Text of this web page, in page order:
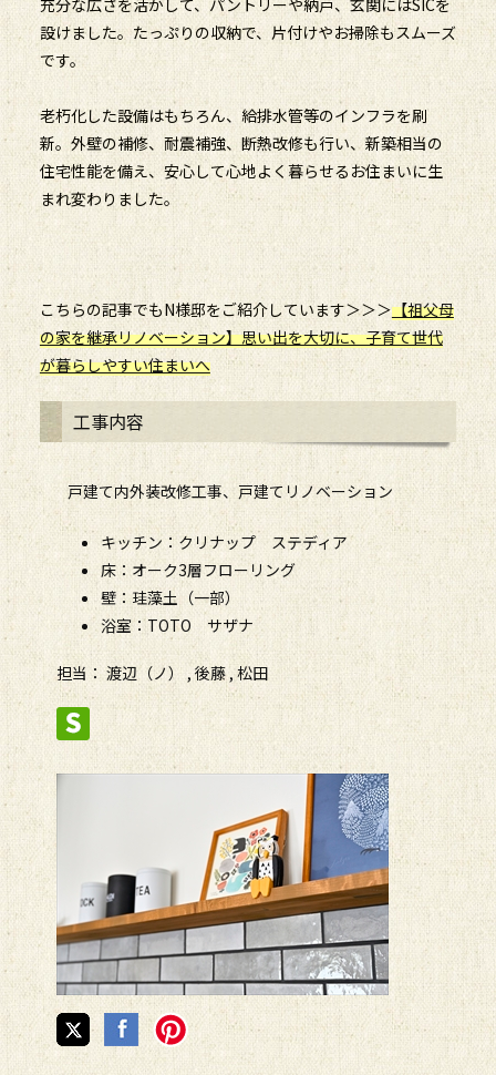
充分な広さを活かして、パントリーや納戸、玄関にはSICを
設けました。たっぷりの収納で、片付けやお掃除もスムーズ
です。
老朽化した設備はもちろん、給排水管等のインフラを刷
新。外壁の補修、耐震補強、断熱改修も行い、新築相当の
住宅性能を備え、安心して心地よく暮らせるお住まいに生
まれ変わりました。
こちらの記事でもN様邸をご紹介しています＞＞＞【祖父母
の家を継承リノベーション】思い出を大切に、子育て世代
が暮らしやすい住まいへ
工事内容
戸建て内外装改修工事、戸建てリノベーション
キッチン：クリナップ ステディア
床：オーク3層フローリング
壁：珪藻土（一部）
浴室：TOTO サザナ
担当： 渡辺（ノ） , 後藤 , 松田